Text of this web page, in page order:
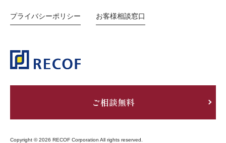
プライバシーポリシー お客様相談窓口
ご相談無料
Copyright © 2026 RECOF Corporation All rights reserved.